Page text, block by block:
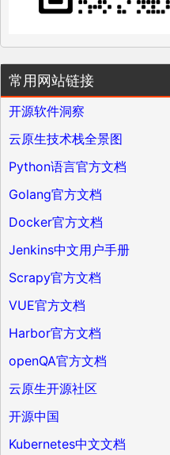
常用网站链接
开源软件洞察
云原生技术栈全景图
Python语言官方文档
Golang官方文档
Docker官方文档
Jenkins中文用户手册
Scrapy官方文档
VUE官方文档
Harbor官方文档
openQA官方文档
云原生开源社区
开源中国
Kubernetes中文文档